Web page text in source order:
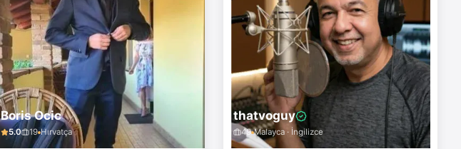
Boris Ocic
5.0 19 Hırvatça
thatvoguy
49 Malayca · İngilizce